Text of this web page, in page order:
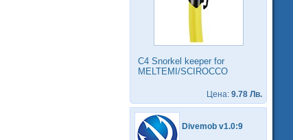
C4 Snorkel keeper for
MELTEMI/SCIROCCO
Цена: 9.78 Лв.
Divemob v1.0:9